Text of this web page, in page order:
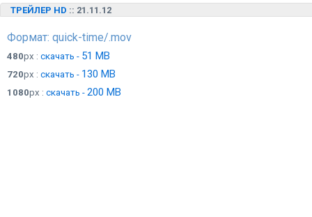
ТРЕЙЛЕР HD :: 21.11.12
Формат: quick-time/.mov
480px : скачать - 51 MB
720px : скачать - 130 MB
1080px : скачать - 200 MB